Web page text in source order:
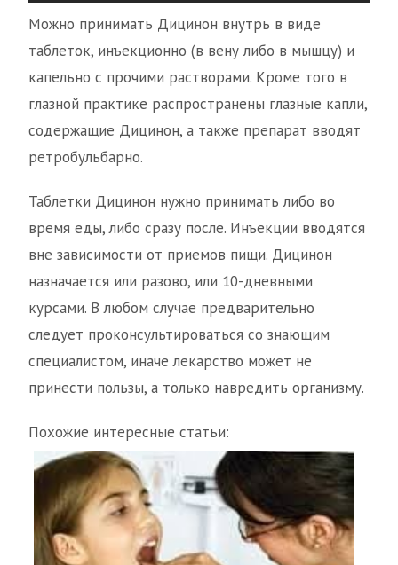
Можно принимать Дицинон внутрь в виде
таблеток, инъекционно (в вену либо в мышцу) и
капельно с прочими растворами. Кроме того в
глазной практике распространены глазные капли,
содержащие Дицинон, а также препарат вводят
ретробульбарно.
Таблетки Дицинон нужно принимать либо во
время еды, либо сразу после. Инъекции вводятся
вне зависимости от приемов пищи. Дицинон
назначается или разово, или 10-дневными
курсами. В любом случае предварительно
следует проконсультироваться со знающим
специалистом, иначе лекарство может не
принести пользы, а только навредить организму.
Похожие интересные статьи: